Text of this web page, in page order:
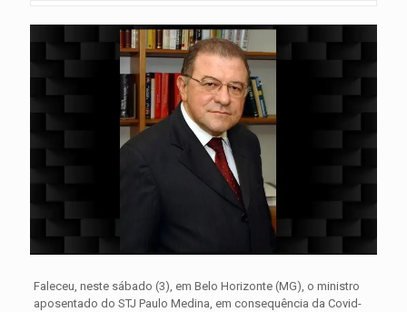
Faleceu, neste sábado (3), em Belo Horizonte (MG), o ministro
aposentado do STJ Paulo Medina, em consequência da Covid-